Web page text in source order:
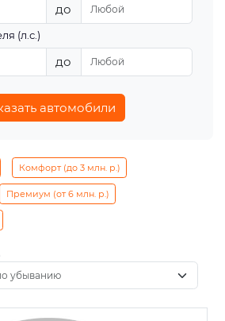
до
(л.с.)
до
автомобили
Комфорт (до 3 млн. р.)
Премиум (от 6 млн. р.)